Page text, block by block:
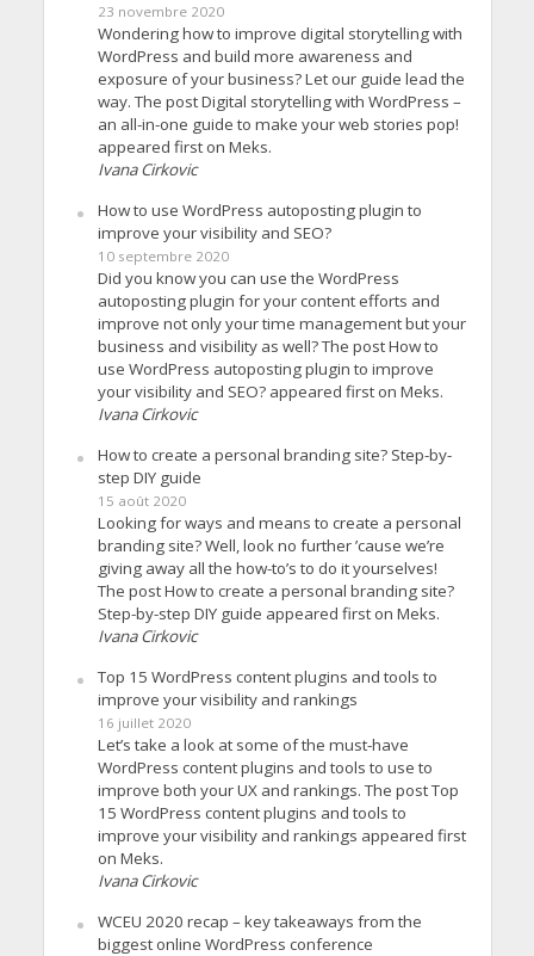
23 novembre 2020
Wondering how to improve digital storytelling with
WordPress and build more awareness and
exposure of your business? Let our guide lead the
way. The post Digital storytelling with WordPress –
an all-in-one guide to make your web stories pop!
appeared first on Meks.
Ivana Cirkovic
How to use WordPress autoposting plugin to
improve your visibility and SEO?
10 septembre 2020
Did you know you can use the WordPress
autoposting plugin for your content efforts and
improve not only your time management but your
business and visibility as well? The post How to
use WordPress autoposting plugin to improve
your visibility and SEO? appeared first on Meks.
Ivana Cirkovic
How to create a personal branding site? Step-by-
step DIY guide
15 août 2020
Looking for ways and means to create a personal
branding site? Well, look no further ’cause we’re
giving away all the how-to’s to do it yourselves!
The post How to create a personal branding site?
Step-by-step DIY guide appeared first on Meks.
Ivana Cirkovic
Top 15 WordPress content plugins and tools to
improve your visibility and rankings
16 juillet 2020
Let’s take a look at some of the must-have
WordPress content plugins and tools to use to
improve both your UX and rankings. The post Top
15 WordPress content plugins and tools to
improve your visibility and rankings appeared first
on Meks.
Ivana Cirkovic
WCEU 2020 recap – key takeaways from the
biggest online WordPress conference